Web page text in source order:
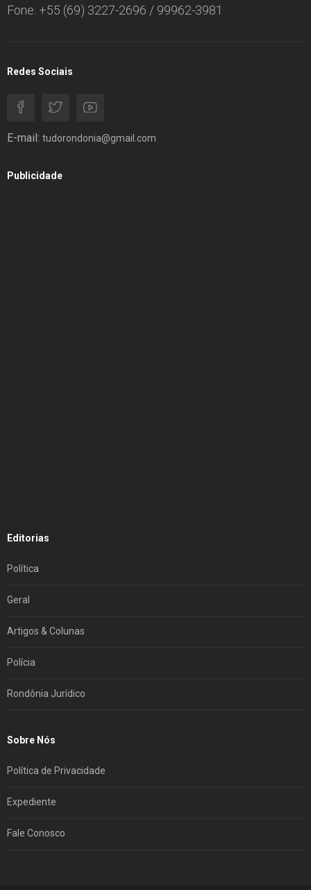
Fone: +55 (69) 3227-2696 / 99962-3981
Redes Sociais
E-mail: tudorondonia@gmail.com
Publicidade
Editorias
Política
Geral
Artigos & Colunas
Polícia
Rondônia Jurídico
Sobre Nós
Política de Privacidade
Expediente
Fale Conosco